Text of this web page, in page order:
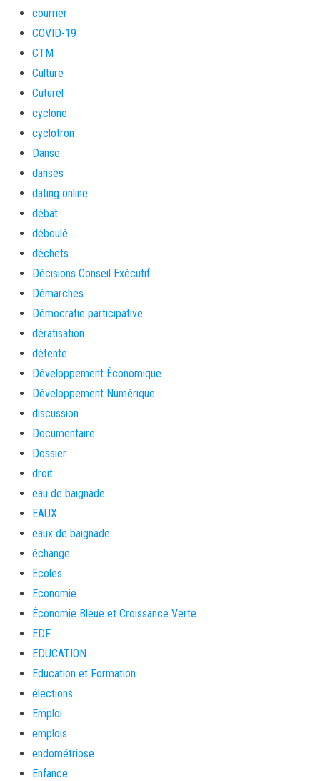
courrier
COVID-19
CTM
Culture
Cuturel
cyclone
cyclotron
Danse
danses
dating online
débat
déboulé
déchets
Décisions Conseil Exécutif
Démarches
Démocratie participative
dératisation
détente
Développement Économique
Développement Numérique
discussion
Documentaire
Dossier
droit
eau de baignade
EAUX
eaux de baignade
échange
Ecoles
Economie
Économie Bleue et Croissance Verte
EDF
EDUCATION
Education et Formation
élections
Emploi
emplois
endométriose
Enfance